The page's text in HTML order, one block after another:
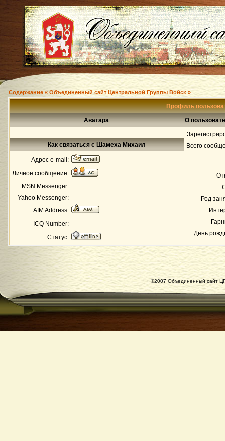
Содержание « Объединенный сайт Центральной Группы Войск »
Профиль
Аватара
О
Всего
Род
День
Как связаться с Шамеха Михаил
Адрес e-mail:
Личное сообщение:
MSN Messenger:
Yahoo Messenger:
AIM Address:
ICQ Number:
Статус:
©2007 Объединенный сайт